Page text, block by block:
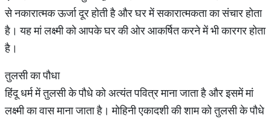
से नकारात्मक ऊर्जा दूर होती है और घर में सकारात्मकता का संचार होता
है। यह मां लक्ष्मी को आपके घर की ओर आकर्षित करने में भी कारगर होता
है।
तुलसी का पौधा
हिंदू धर्म में तुलसी के पौधे को अत्यंत पवित्र माना जाता है और इसमें मां
लक्ष्मी का वास माना जाता है। मोहिनी एकादशी की शाम को तुलसी के पौधे